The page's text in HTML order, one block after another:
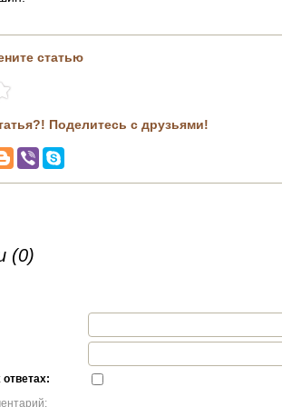
статью
Поделитесь с друзьями!
(0)